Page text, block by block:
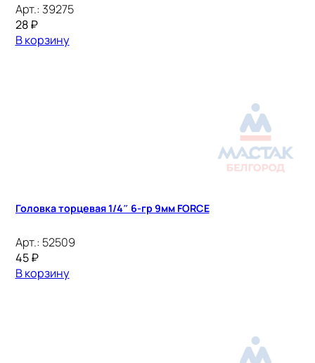
Арт.: 39275
28₽
В корзину
Головка торцевая 1/4″ 6-гр 9мм FORCE
Арт.: 52509
45₽
В корзину